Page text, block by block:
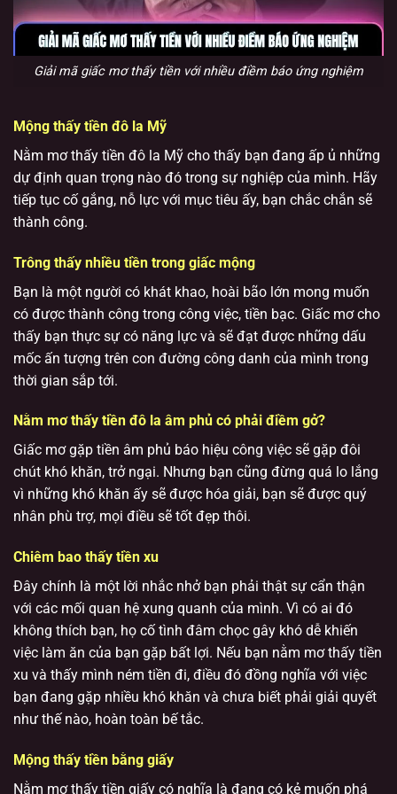
Giải mã giấc mơ thấy tiền với nhiều điềm báo ứng nghiệm
Mộng thấy tiền đô la Mỹ
Nằm mơ thấy tiền đô la Mỹ cho thấy bạn đang ấp ủ những
dự định quan trọng nào đó trong sự nghiệp của mình. Hãy
tiếp tục cố gắng, nỗ lực với mục tiêu ấy, bạn chắc chắn sẽ
thành công.
Trông thấy nhiều tiền trong giấc mộng
Bạn là một người có khát khao, hoài bão lớn mong muốn
có được thành công trong công việc, tiền bạc. Giấc mơ cho
thấy bạn thực sự có năng lực và sẽ đạt được những dấu
mốc ấn tượng trên con đường công danh của mình trong
thời gian sắp tới.
Nằm mơ thấy tiền đô la âm phủ có phải điềm gở?
Giấc mơ gặp tiền âm phủ báo hiệu công việc sẽ gặp đôi
chút khó khăn, trở ngại. Nhưng bạn cũng đừng quá lo lắng
vì những khó khăn ấy sẽ được hóa giải, bạn sẽ được quý
nhân phù trợ, mọi điều sẽ tốt đẹp thôi.
Chiêm bao thấy tiền xu
Đây chính là một lời nhắc nhở bạn phải thật sự cẩn thận
với các mối quan hệ xung quanh của mình. Vì có ai đó
không thích bạn, họ cố tình đâm chọc gây khó dễ khiến
việc làm ăn của bạn gặp bất lợi. Nếu bạn nằm mơ thấy tiền
xu và thấy mình ném tiền đi, điều đó đồng nghĩa với việc
bạn đang gặp nhiều khó khăn và chưa biết phải giải quyết
như thế nào, hoàn toàn bế tắc.
Mộng thấy tiền bằng giấy
Nằm mơ thấy tiền giấy có nghĩa là đang có kẻ muốn phá